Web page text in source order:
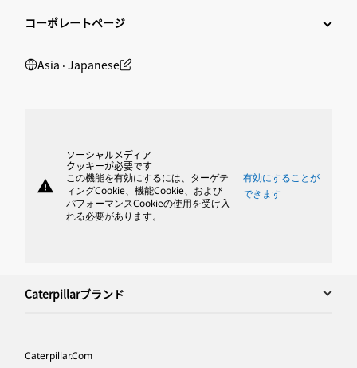
コーポレートページ
Asia ‧ Japanese
warning
ソーシャルメディア
クッキーが必要です
この機能を有効にするには、ターゲテ
ィングCookie、機能Cookie、および
パフォーマンスCookieの使用を受け入
れる必要があります。
有効にすることが
できます
Caterpillarブランド
Caterpillar.com